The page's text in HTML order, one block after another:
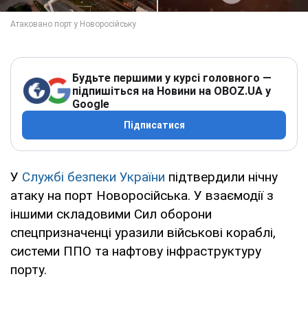
Будьте першими у курсі головного —
підпишіться на Новини на OBOZ.UA у
Google
Підписатися
У Службі безпеки України підтвердили нічну
атаку на порт Новоросійська. У взаємодії з
іншими складовими Сил оборони
спецпризначенці уразили військові кораблі,
системи ППО та нафтову інфраструктуру
порту.